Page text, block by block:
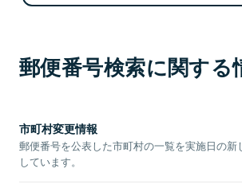
郵便番号検索に関する
市町村変更情報
郵便番号を公表した市町村の一覧を実施日の新
しています。